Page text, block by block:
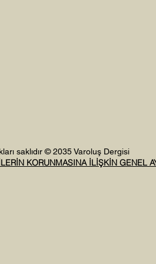
saklıdır © 2035 Varoluş Dergisi
KORUNMASINA İLİŞKİN GENEL